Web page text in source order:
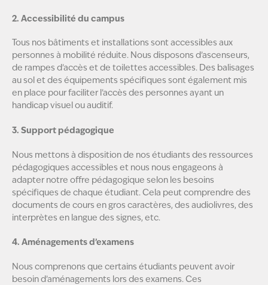
2. Accessibilité du campus
Tous nos bâtiments et installations sont accessibles aux
personnes à mobilité réduite. Nous disposons d’ascenseurs,
de rampes d’accès et de toilettes accessibles. Des balisages
au sol et des équipements spécifiques sont également mis
en place pour faciliter l’accès des personnes ayant un
handicap visuel ou auditif.
3. Support pédagogique
Nous mettons à disposition de nos étudiants des ressources
pédagogiques accessibles et nous nous engageons à
adapter notre offre pédagogique selon les besoins
spécifiques de chaque étudiant. Cela peut comprendre des
documents de cours en gros caractères, des audiolivres, des
interprètes en langue des signes, etc.
4. Aménagements d’examens
Nous comprenons que certains étudiants peuvent avoir
besoin d’aménagements lors des examens. Ces